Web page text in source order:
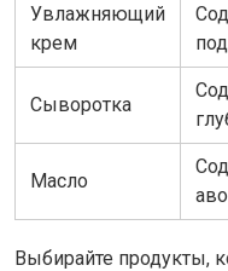
Увлажняющий
крем
Сыворотка
Масло
Выбирайте продукты,